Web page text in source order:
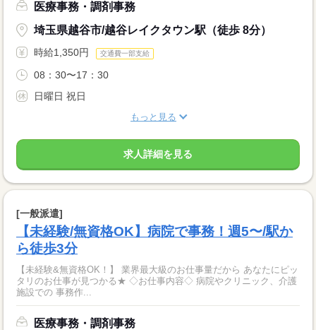
医療事務・調剤事務
埼玉県越谷市/越谷レイクタウン駅（徒歩 8分）
時給1,350円 交通費一部支給
08：30〜17：30
日曜日 祝日
もっと見る
求人詳細を見る
[一般派遣]
【未経験/無資格OK】病院で事務！週5〜/駅か
ら徒歩3分
【未経験&無資格OK！】 業界最大級のお仕事量だから あなたにピッ
タリのお仕事が見つかる★ ◇お仕事内容◇ 病院やクリニック、介護
施設での 事務作...
医療事務・調剤事務